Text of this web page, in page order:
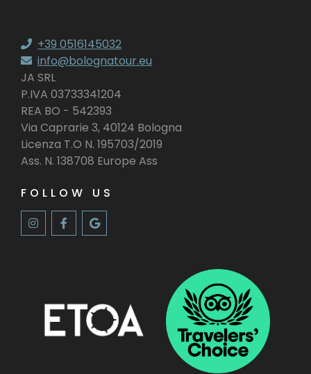
+39 0516145032
info@bolognatour.eu
JA SRL
P.IVA 03733341204
REA BO - 542393
Via Caprarie 3, 40124 Bologna
Licenza T.O N. 195703/2019
Ass. N. 138708 Europe Ass
FOLLOW US